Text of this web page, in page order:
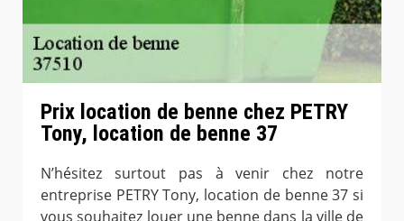
Prix location de benne chez PETRY
Tony, location de benne 37
N’hésitez surtout pas à venir chez notre
entreprise PETRY Tony, location de benne 37 si
vous souhaitez louer une benne dans la ville de